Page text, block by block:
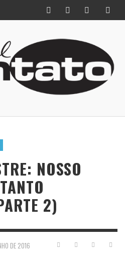
NOSSO
2)
DE 2016